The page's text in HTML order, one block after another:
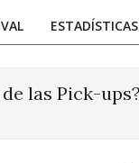
ESTADÍSTICAS
las Pick-